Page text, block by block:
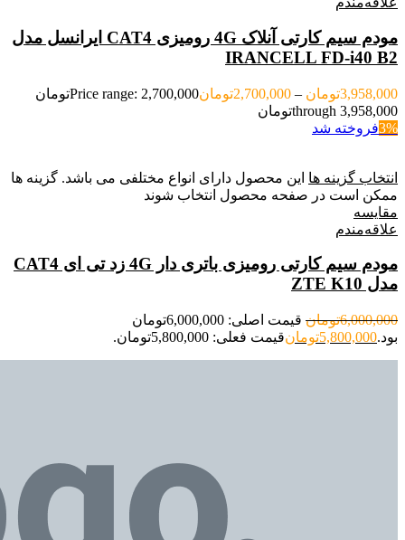
مودم سیم کارتی آنلاک 4G رومیزی CAT4 ایرانسل مدل
IRANCELL FD-i40 B2
3,958,000تومان –
2,700,000تومان
Price range: 2,700,000تومان
through 3,958,000تومان
3%فروخته شد
انتخاب گزینه ها این محصول دارای انواع مختلفی می باشد. گزینه ها
ممکن است در صفحه محصول انتخاب شوند
مقایسه
علاقه‌مندم
مودم سیم کارتی رومیزی باتری دار 4G زد تی ای CAT4
مدل ZTE K10
6,000,000تومان
قیمت اصلی: 6,000,000تومان
بود.5,800,000تومانقیمت فعلی: 5,800,000تومان.